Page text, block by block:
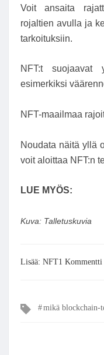
Voit ansaita
rojaltien avulla ja
tarkoituksiin.
NFT:t suojaavat
esimerkiksi
NFT-maailmaa
Noudata näitä yllä
voit aloittaa NFT:n
LUE MYÖS:
Kuva: Talletuskuvia
Lisää: NFT1
Tagsmikä blockchain-